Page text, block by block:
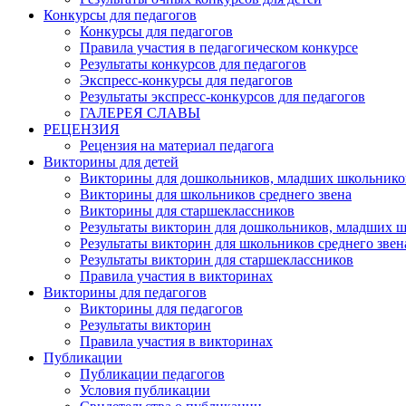
Конкурсы для педагогов
Конкурсы для педагогов
Правила участия в педагогическом конкурсе
Результаты конкурсов для педагогов
Экспресс-конкурсы для педагогов
Результаты экспресс-конкурсов для педагогов
ГАЛЕРЕЯ СЛАВЫ
РЕЦЕНЗИЯ
Рецензия на материал педагога
Викторины для детей
Викторины для дошкольников, младших
Викторины для школьников среднего звена
Викторины для старшеклассников
Результаты викторин для дошкольников, младших
Результаты викторин для школьников среднего
Результаты викторин для старшеклассников
Правила участия в викторинах
Викторины для педагогов
Викторины для педагогов
Результаты викторин
Правила участия в викторинах
Публикации
Публикации педагогов
Условия публикации